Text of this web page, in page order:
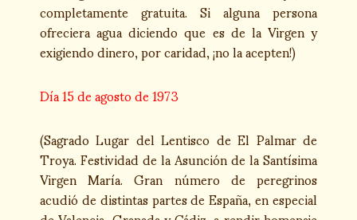
completamente gratuita. Si alguna persona
ofreciera agua diciendo que es de la Virgen y
exigiendo dinero, por caridad, ¡no la acepten!)
Día 15 de agosto de 1973
(Sagrado Lugar del Lentisco de El Palmar de
Troya. Festividad de la Asunción de la Santísima
Virgen María. Gran número de peregrinos
acudió de distintas partes de España, en especial